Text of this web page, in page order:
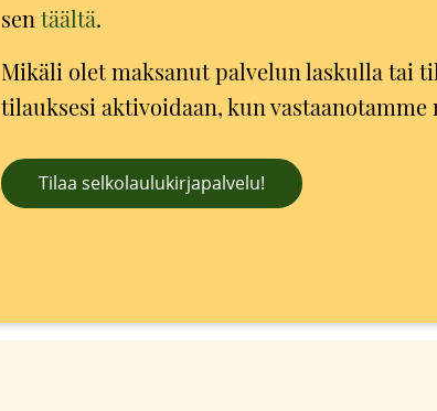
sen täältä.
Mikäli olet maksanut palvelun laskulla tai
tilauksesi aktivoidaan, kun vastaanotamme
Tilaa selkolaulukirjapalvelu!